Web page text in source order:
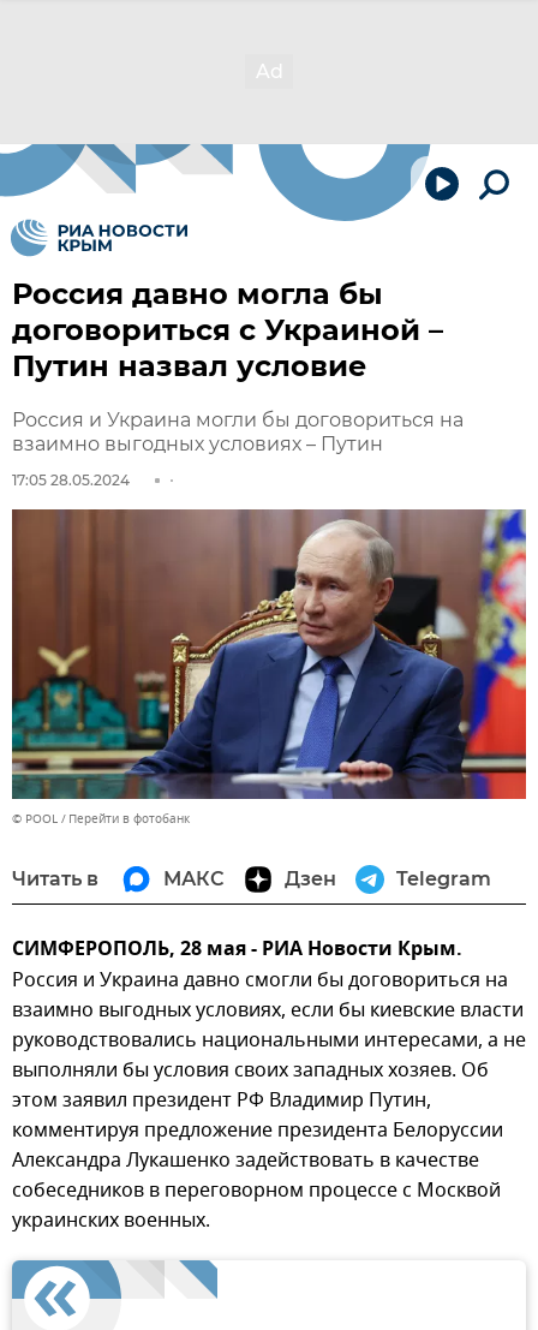
Россия давно могла бы
договориться с Украиной –
Путин назвал условие
Россия и Украина могли бы договориться на
взаимно выгодных условиях – Путин
17:05 28.05.2024
© POOL Перейти в фотобанк
Читать в МАКС Дзен Telegram
СИМФЕРОПОЛЬ, 28 мая - РИА Новости Крым.
Россия и Украина давно смогли бы договориться на
взаимно выгодных условиях, если бы киевские власти
руководствовались национальными интересами, а не
выполняли бы условия своих западных хозяев. Об
этом заявил президент РФ Владимир Путин,
комментируя предложение президента Белоруссии
Александра Лукашенко задействовать в качестве
собеседников в переговорном процессе с Москвой
украинских военных.